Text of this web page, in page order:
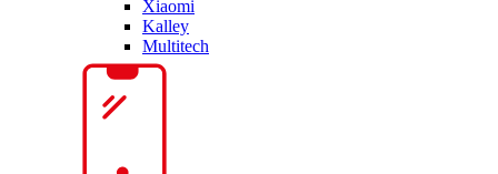
Xiaomi
Kalley
Multitech